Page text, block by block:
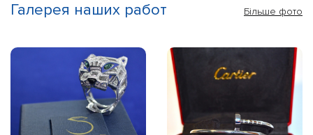
Галерея наших работ Більше фото